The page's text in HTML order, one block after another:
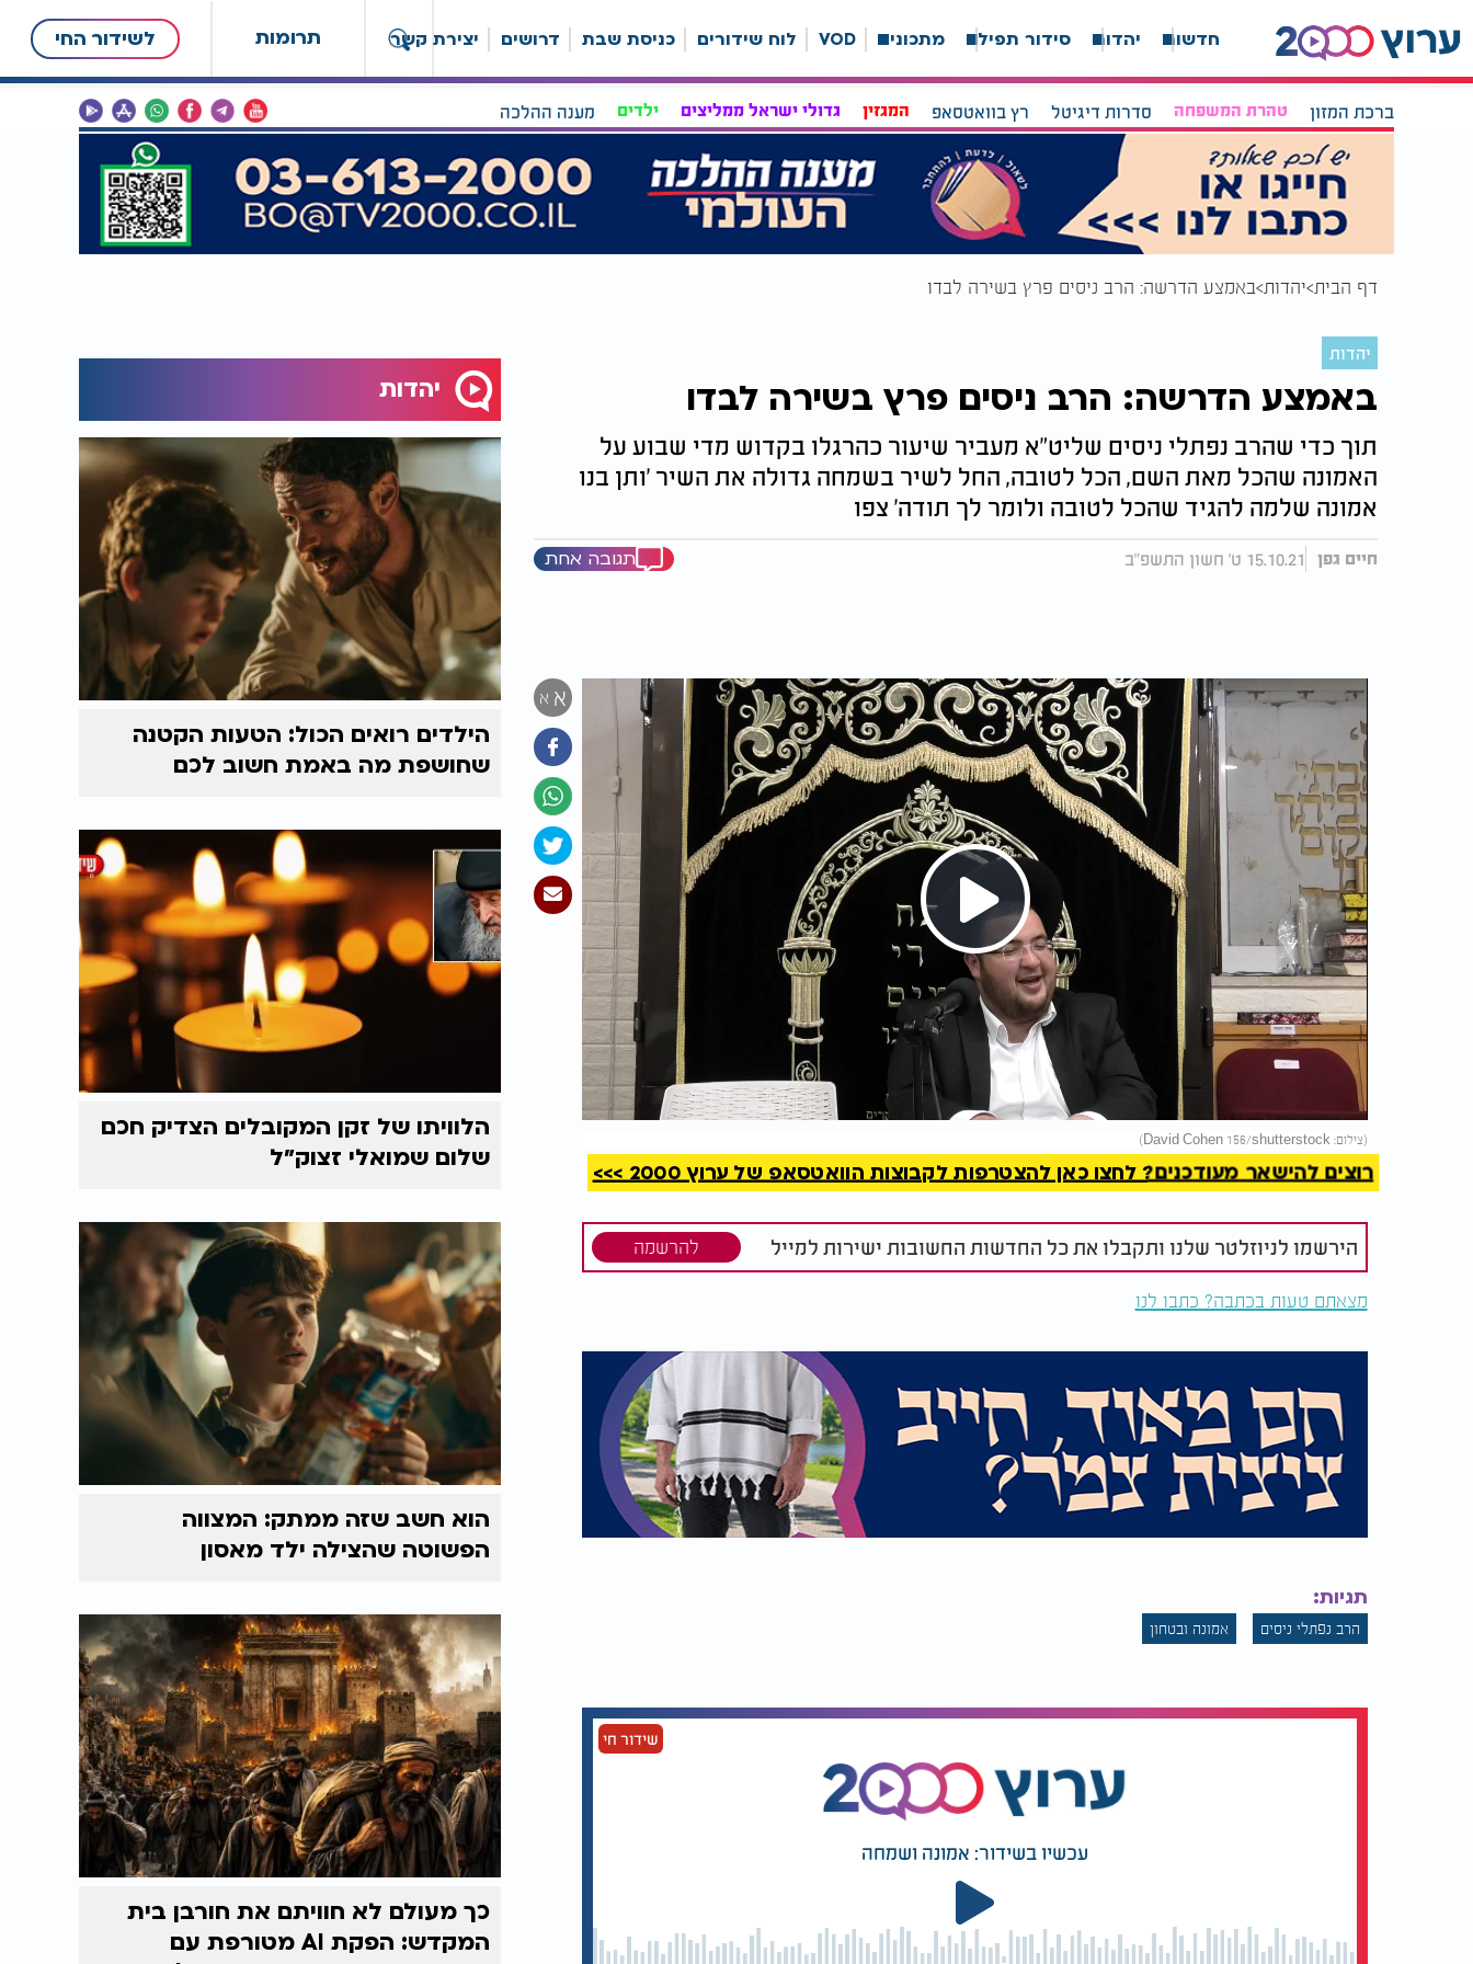
תרומות לשידור החי חדשות יהדות סידור תפילה מתכונים VOD לוח שידורים כניסת שבת דרושים יצירת קשר
ברכת המזון טהרת המשפחה סדרות דיגיטל רץ בוואטסאפ המגזין גדולי ישראל ממליצים ילדים מענה ההלכה
דף הבית יהדות באמצע הדרשה: הרב ניסים פרץ בשירה לבדו
יהדות
באמצע הדרשה: הרב ניסים פרץ בשירה לבדו
תוך כדי שהרב נפתלי ניסים שליט"א מעביר שיעור כהרגלו בקדוש מדי שבוע על
האמונה שהכל מאת השם, הכל לטובה, החל לשיר בשמחה גדולה את השיר 'ותן בנו
אמונה שלמה להגיד שהכל לטובה ולומר לך תודה' צפו
חיים גפן 15.10.21 ט' חשון התשפ"ב תגובה אחת
א א
Play
Video
(צילום: David Cohen 156/shutterstock)
להמשך קריאה
רוצים להישאר מעודכנים? לחצו כאן להצטרפות לקבוצות הוואטסאפ של ערוץ 2000 >>>
הירשמו לניוזלטר שלנו ותקבלו את כל החדשות החשובות ישירות למייל להרשמה
מצאתם טעות בכתבה? כתבו לנו
תגיות:
הרב נפתלי ניסים אמונה ובטחון
שידור חי
עכשיו בשידור: אמונה ושמחה
יהדות
הילדים רואים הכול: הטעות הקטנה
שחושפת מה באמת חשוב לכם
הלוויתו של זקן המקובלים הצדיק חכם
שלום שמואלי זצוק״ל
הוא חשב שזה ממתק: המצווה
הפשוטה שהצילה ילד מאסון
כך מעולם לא חוויתם את חורבן בית
המקדש: הפקת AI מטורפת עם